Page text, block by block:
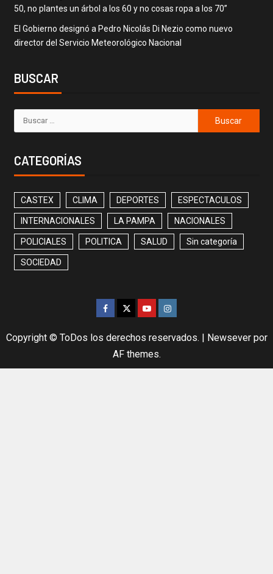
50, no plantes un árbol a los 60 y no cosas ropa a los 70”
El Gobierno designó a Pedro Nicolás Di Nezio como nuevo
director del Servicio Meteorológico Nacional
BUSCAR
CATEGORÍAS
CASTEX CLIMA DEPORTES ESPECTACULOS
INTERNACIONALES LA PAMPA NACIONALES
POLICIALES POLITICA SALUD Sin categoría
SOCIEDAD
Copyright © ToDos los derechos reservados. | Newseverpor
AF themes.